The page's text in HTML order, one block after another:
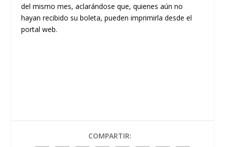
del mismo mes, aclarándose que, quienes aún no
hayan recibido su boleta, pueden imprimirla desde el
portal web.
COMPARTIR: